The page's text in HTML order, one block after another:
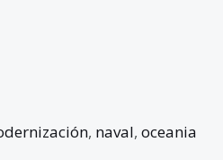
, naval,oceania